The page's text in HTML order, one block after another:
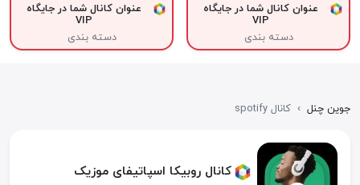
عنوان کانال شما در جایگاه
VIP
دسته بندی
عنوان کانال شما در جایگاه
VIP
دسته بندی
جوین چنل › کانال spotify
کانال روبیکا اسپاتیفای موزیک